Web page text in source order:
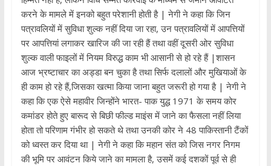
करने के मामले में इनको बहुत परेशानी होती है | नेगी ने कहा कि जिन
पत्रावलियों में सुविधा शुल्क नहीं दिया जा रहा, उन पत्रावलियों में आपत्तियों
पर आपत्तियां लगाकर खारिज की जा रही हैं तथा वहीं दूसरी ओर सुविधा
शुल्क वाली फाइलों में नियम विरुद्ध काम भी आसानी से हो रहे हैं |शासन
आज भ्रष्टाचार का अड्डा बन चुका है तथा सिर्फ दलालों और मुखियाओं के
ही काम हो रहे हैं,जिसका खत्मा किया जाना बहुत जरूरी हो गया है | नेगी ने
कहा कि एक ऐसे महावीर जिन्होंने भारत- पाक युद्ध 1971 के समय कोर
कमांडर होते हुए बारूद से बिछी फील्ड माइंस में जाने का फैसला नहीं लिया
होता तो परिणाम गंभीर हो सकते थे तथा उनकी कोर ने 48 पाकिस्तानी टैंकों
को ध्वस्त कर दिया था | नेगी ने कहा कि महान संत को जिस नगर निगम
की भूमि पर आवंटन किये जाने का मामला है, उसमें कई दशकों पूर्व से ही